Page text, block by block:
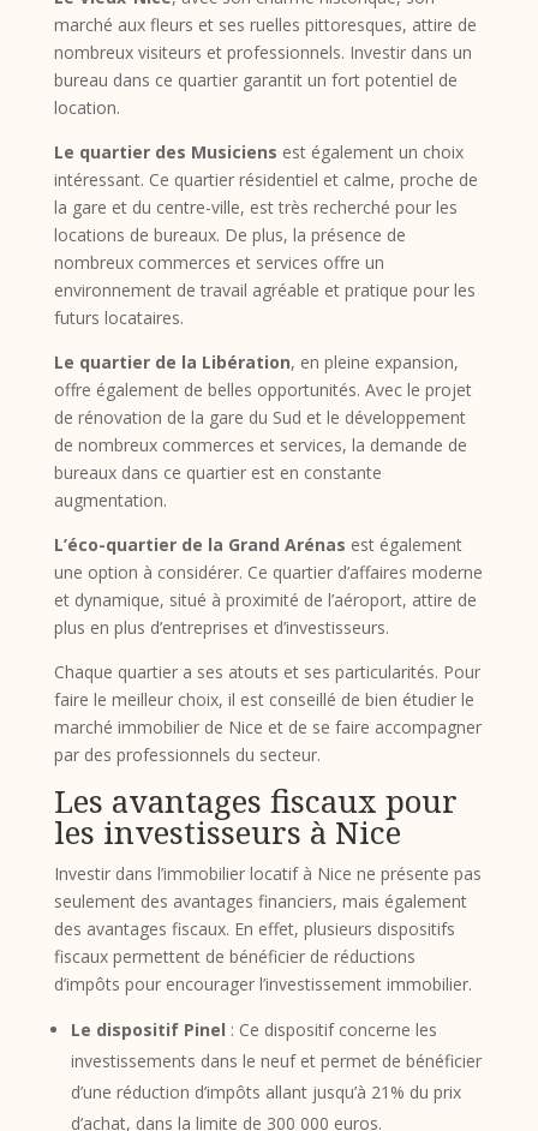
marché aux fleurs et ses ruelles pittoresques, attire de
nombreux visiteurs et professionnels. Investir dans un
bureau dans ce quartier garantit un fort potentiel de
location.
Le quartier des Musiciens est également un choix
intéressant. Ce quartier résidentiel et calme, proche de
la gare et du centre-ville, est très recherché pour les
locations de bureaux. De plus, la présence de
nombreux commerces et services offre un
environnement de travail agréable et pratique pour les
futurs locataires.
Le quartier de la Libération, en pleine expansion,
offre également de belles opportunités. Avec le projet
de rénovation de la gare du Sud et le développement
de nombreux commerces et services, la demande de
bureaux dans ce quartier est en constante
augmentation.
L’éco-quartier de la Grand Arénas est également
une option à considérer. Ce quartier d’affaires moderne
et dynamique, situé à proximité de l’aéroport, attire de
plus en plus d’entreprises et d’investisseurs.
Chaque quartier a ses atouts et ses particularités. Pour
faire le meilleur choix, il est conseillé de bien étudier le
marché immobilier de Nice et de se faire accompagner
par des professionnels du secteur.
Les avantages fiscaux pour
les investisseurs à Nice
Investir dans l’immobilier locatif à Nice ne présente pas
seulement des avantages financiers, mais également
des avantages fiscaux. En effet, plusieurs dispositifs
fiscaux permettent de bénéficier de réductions
d’impôts pour encourager l’investissement immobilier.
Le dispositif Pinel : Ce dispositif concerne les
investissements dans le neuf et permet de bénéficier
d’une réduction d’impôts allant jusqu’à 21% du prix
d’achat, dans la limite de 300 000 euros.